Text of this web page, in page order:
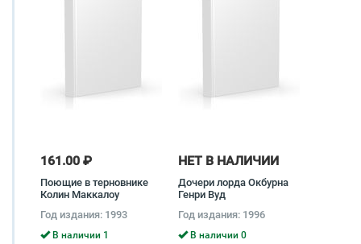
161.00 ₽
Поющие в терновнике
Колин Маккалоу
Год издания: 1993
В наличии 1
НЕТ В НАЛИЧИИ
Дочери лорда Окбурна
Генри Вуд
Год издания: 1996
В наличии 0